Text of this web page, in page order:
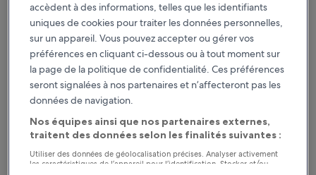
Mori no Spa Resort Hokkaido Hotel
Mori no Spa Resort Hokkaido Hotel
Hébergement
4.0 étoiles
Obihiro
9.2
10,
Merveilleux,
(542 avis)
9,2/10 Merveilleux (542 avis)
Le
nouveau
est
156 €
27 août - 28 août
Hotel Grand Terrace Obihiro
accèdent à des informations, telles que les identifiants
uniques de cookies pour traiter les données personnelles,
sur un appareil. Vous pouvez accepter ou gérer vos
préférences en cliquant ci-dessous ou à tout moment sur
la page de la politique de confidentialité. Ces préférences
seront signalées à nos partenaires et n’affecteront pas les
données de navigation.
Nos équipes ainsi que nos partenaires externes,
traitent des données selon les finalités suivantes :
Utiliser des données de géolocalisation précises. Analyser activement
les caractéristiques de l’appareil pour l’identification. Stocker et/ou